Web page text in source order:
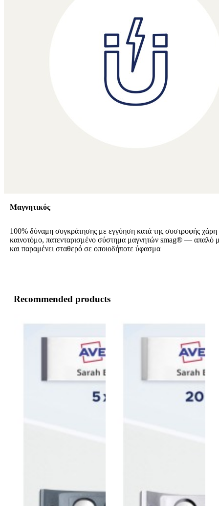
Μαγνητικός
100% δύναμη συγκράτησης με εγγύηση κατά της συστροφής χάρη
καινοτόμο, πατενταρισμένο σύστημα μαγνητών smag® — απαλό
και παραμένει σταθερό σε οποιοδήποτε ύφασμα
Recommended products